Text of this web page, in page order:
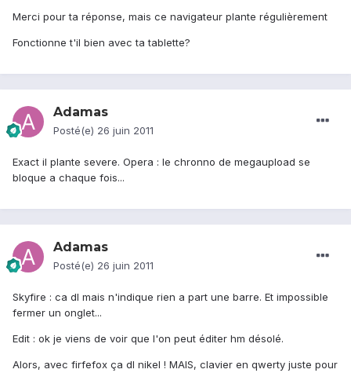
Merci pour ta réponse, mais ce navigateur plante régulièrement
Fonctionne t'il bien avec ta tablette?
Adamas
Posté(e) 26 juin 2011
Exact il plante severe. Opera : le chronno de megaupload se
bloque a chaque fois...
Adamas
Posté(e) 26 juin 2011
Skyfire : ca dl mais n'indique rien a part une barre. Et impossible
fermer un onglet...
Edit : ok je viens de voir que l'on peut éditer hm désolé.
Alors, avec firfefox ça dl nikel ! MAIS, clavier en qwerty juste pour